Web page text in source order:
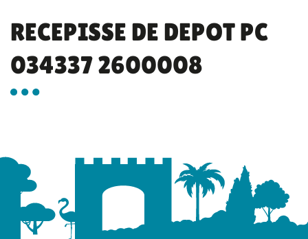
RECEPISSE DE DEPOT PC
034337 2600008